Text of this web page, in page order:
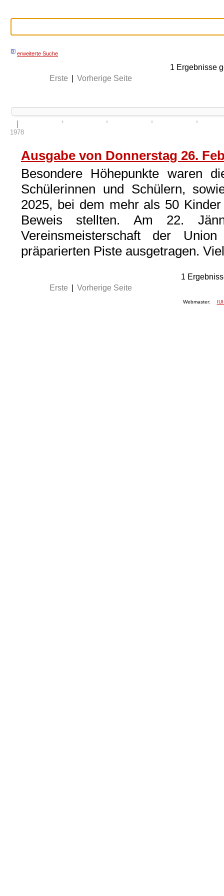
erweiterte Suche
1 Ergebnisse
Erste
Vorherige Seite
1978
Ausgabe von Donnerstag 26.
Besondere Höhepunkte waren
Schülerinnen und Schülern,
2025, bei dem mehr als 50
Beweis stellten. Am 22.
Vereinsmeisterschaft der
präparierten Piste ausgetragen.
1
Erste
Vorherige Seite
Webmaster: